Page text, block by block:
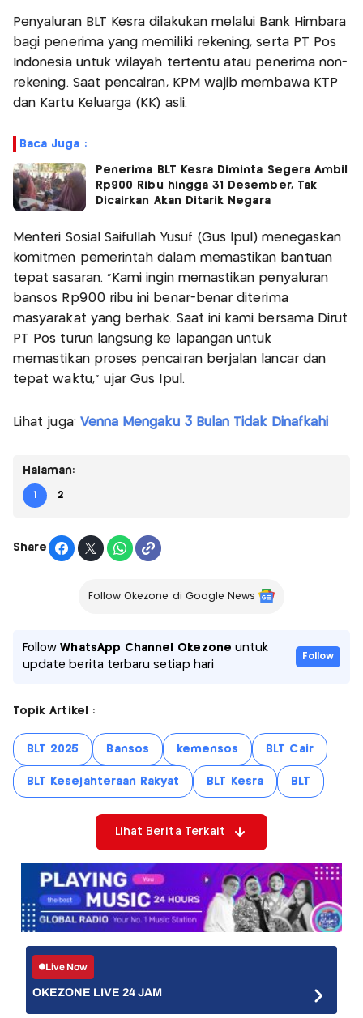
Penyaluran BLT Kesra dilakukan melalui Bank Himbara
bagi penerima yang memiliki rekening, serta PT Pos
Indonesia untuk wilayah tertentu atau penerima non-
rekening. Saat pencairan, KPM wajib membawa KTP
dan Kartu Keluarga (KK) asli.
Baca Juga :
Penerima BLT Kesra Diminta Segera Ambil
Rp900 Ribu hingga 31 Desember, Tak
Dicairkan Akan Ditarik Negara
Menteri Sosial Saifullah Yusuf (Gus Ipul) menegaskan
komitmen pemerintah dalam memastikan bantuan
tepat sasaran. “Kami ingin memastikan penyaluran
bansos Rp900 ribu ini benar-benar diterima
masyarakat yang berhak. Saat ini kami bersama Dirut
PT Pos turun langsung ke lapangan untuk
memastikan proses pencairan berjalan lancar dan
tepat waktu,” ujar Gus Ipul.
Lihat juga: Venna Mengaku 3 Bulan Tidak Dinafkahi
Halaman:
1 2
Share
Follow Okezone di Google News
FollowWhatsApp Channel Okezone untuk
update berita terbaru setiap hari
Follow
Topik Artikel :
BLT 2025 Bansos kemensos BLT Cair
BLT Kesejahteraan Rakyat BLT Kesra BLT
Lihat Berita Terkait
Live Now
OKEZONE LIVE 24 JAM